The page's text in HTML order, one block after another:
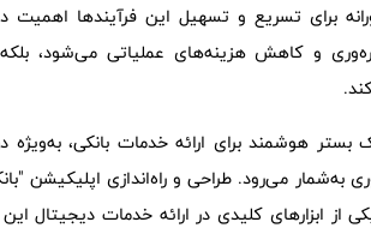
برای تسریع و تسهیل این فرآیندها
و کاهش هزینه‌های عملیاتی می‌شود،
بستر هوشمند برای ارائه خدمات بانکی،
به‌شمار می‌رود. طراحی و راه‌اندازی اپلیکیشن
از ابزارهای کلیدی در ارائه خدمات